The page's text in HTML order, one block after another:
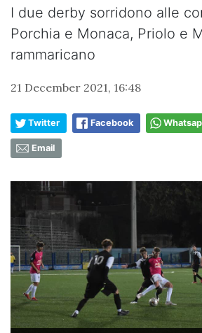
I due derby sorridono alle
Porchia e Monaca, Priolo e
rammaricano
21 December 2021, 16:48
Twitter Facebook
Email